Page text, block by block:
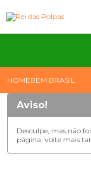
HOMEBEM BRASIL
Aviso!
Desculpe, mas não
página, volte mais